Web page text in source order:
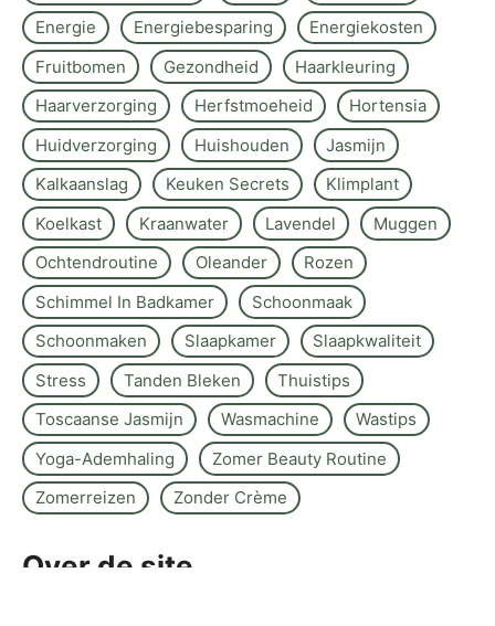
Energie
Energiebesparing
Energiekosten
Fruitbomen
Gezondheid
Haarkleuring
Haarverzorging
Herfstmoeheid
Hortensia
Huidverzorging
Huishouden
Jasmijn
Kalkaanslag
Keuken Secrets
Klimplant
Koelkast
Kraanwater Lavendel
Muggen
Ochtendroutine
Oleander
Rozen
Schimmel In Badkamer
Schoonmaak
Schoonmaken
Slaapkamer
Slaapkwaliteit
Stress
Tanden Bleken
Thuistips
Toscaanse Jasmijn
Wasmachine
Wastips
Yoga-Ademhaling
Zomer Beauty Routine
Zomerreizen
Zonder Crème
Over de site